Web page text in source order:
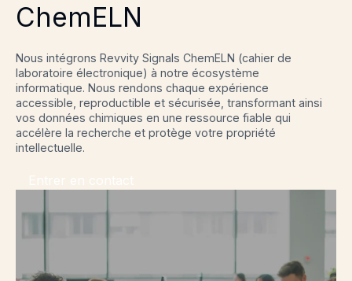
ChemELN
Nous intégrons Revvity Signals ChemELN (cahier de
laboratoire électronique) à notre écosystème
informatique. Nous rendons chaque expérience
accessible, reproductible et sécurisée, transformant ainsi
vos données chimiques en une ressource fiable qui
accélère la recherche et protège votre propriété
intellectuelle.